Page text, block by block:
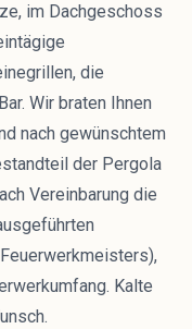
im Dachgeschoss
die
Wir braten Ihnen
nach gewünschtem
der Pergola
Vereinbarung die
Kalte